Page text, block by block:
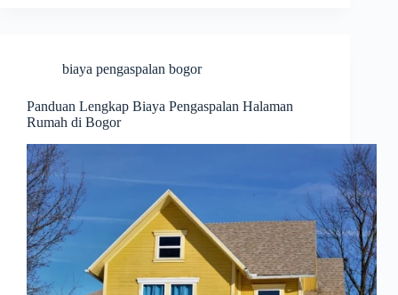
biaya pengaspalan bogor
Panduan Lengkap Biaya Pengaspalan Halaman
Rumah di Bogor